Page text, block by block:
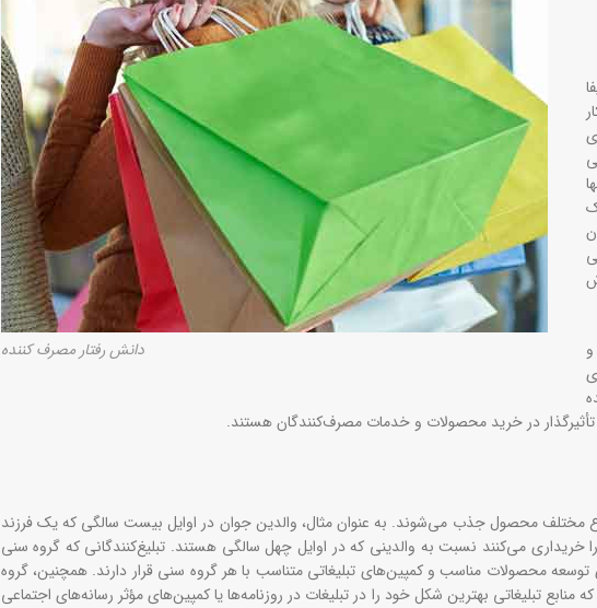
دانش رفتار مصرف کننده
در خرید محصولات و خدمات مصرف‌کنندگان هستند.
مختلف محصول جذب می‌شوند. به عنوان مثال، والدین جوان در اوایل بیست سالگی که یک فرزند
خریداری می‌کنند نسبت به والدینی که در اوایل چهل سالگی هستند. تبلیغ‌کنندگانی که گروه سنی
محصولات مناسب و کمپین‌های تبلیغاتی متناسب با هر گروه سنی قرار دارند. همچنین، گروه
تبلیغاتی بهترین شکل خود را در تبلیغات در روزنامه‌ها یا کمپین‌های مؤثر رسانه‌های اجتماعی